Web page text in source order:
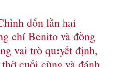
đốn lần hai
chí Benito và đồng
vai trò qu:yết định,
cuối cùng và đánh